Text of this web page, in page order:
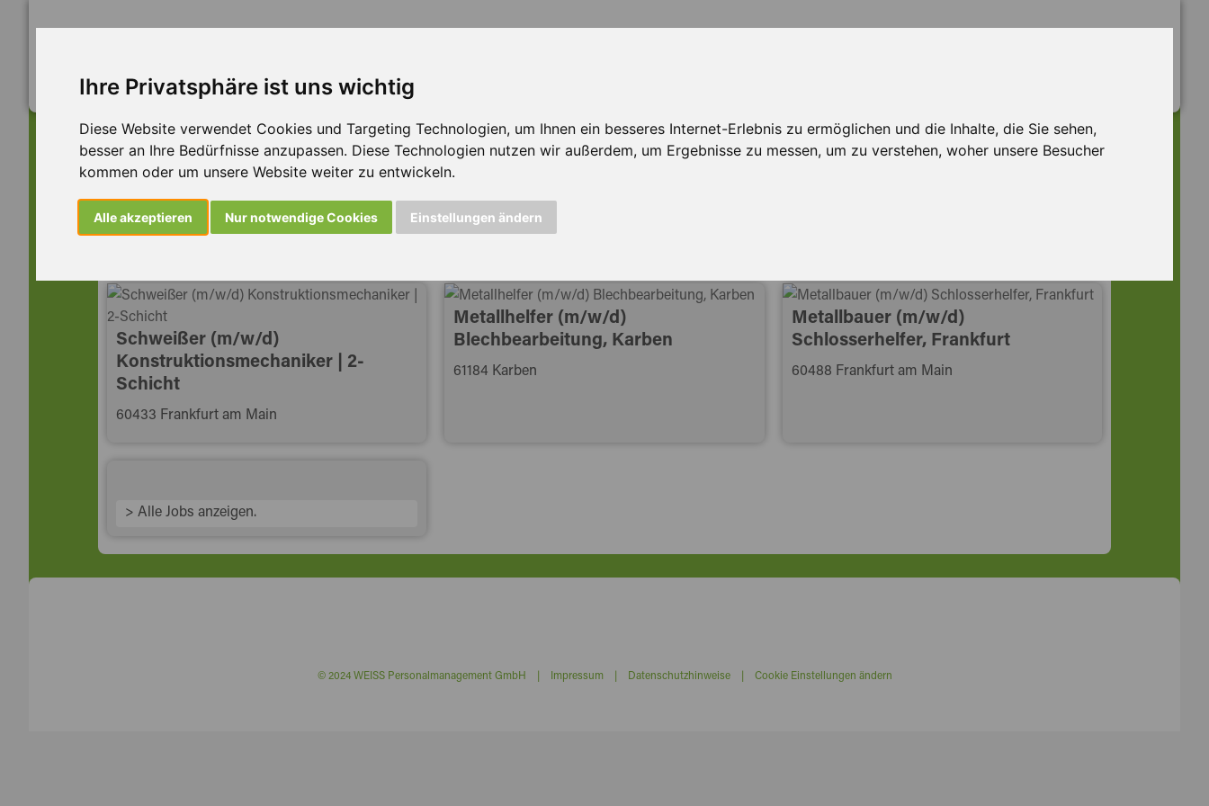
Ihre Privatsphäre ist uns wichtig
Diese Website verwendet Cookies und Targeting Technologien, um Ihnen ein besseres Internet-Erlebnis zu ermöglichen und die Inhalte, die Sie sehen,
besser an Ihre Bedürfnisse anzupassen. Diese Technologien nutzen wir außerdem, um Ergebnisse zu messen, um zu verstehen, woher unsere Besucher
kommen oder um unsere Website weiter zu entwickeln.
Alle akzeptieren Nur notwendige Cookies Einstellungen ändern
Dieser Job ist leider nicht mehr verfügbar ...
... aber vielleicht ist hier etwas dabei:
Schweißer (m/w/d)
Konstruktionsmechaniker | 2-
Schicht
60433 Frankfurt am Main
Metallhelfer (m/w/d)
Blechbearbeitung, Karben
61184 Karben
Metallbauer (m/w/d)
Schlosserhelfer, Frankfurt
60488 Frankfurt am Main
> Alle Jobs anzeigen.
© 2024 WEISS Personalmanagement GmbH | Impressum| Datenschutzhinweise| Cookie Einstellungen ändern